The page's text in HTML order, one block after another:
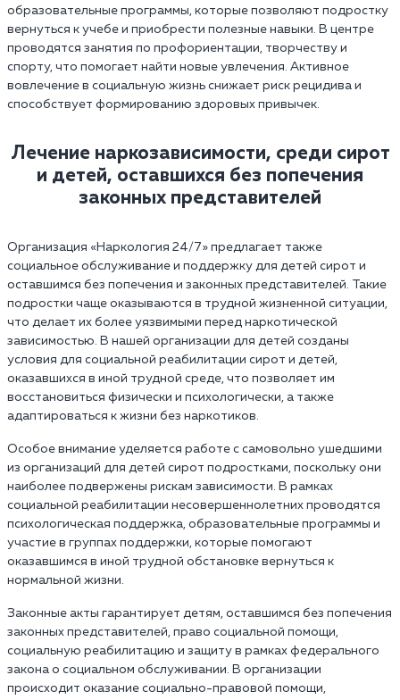
образовательные программы, которые позволяют подростку
вернуться к учебе и приобрести полезные навыки. В центре
проводятся занятия по профориентации, творчеству и
спорту, что помогает найти новые увлечения. Активное
вовлечение в социальную жизнь снижает риск рецидива и
способствует формированию здоровых привычек.
Лечение наркозависимости, среди сирот
и детей, оставшихся без попечения
законных представителей
Организация «Наркология 24/7» предлагает также
социальное обслуживание и поддержку для детей сирот и
оставшимся без попечения и законных представителей. Такие
подростки чаще оказываются в трудной жизненной ситуации,
что делает их более уязвимыми перед наркотической
зависимостью. В нашей организации для детей созданы
условия для социальной реабилитации сирот и детей,
оказавшихся в иной трудной среде, что позволяет им
восстановиться физически и психологически, а также
адаптироваться к жизни без наркотиков.
Особое внимание уделяется работе с самовольно ушедшими
из организаций для детей сирот подростками, поскольку они
наиболее подвержены рискам зависимости. В рамках
социальной реабилитации несовершеннолетних проводятся
психологическая поддержка, образовательные программы и
участие в группах поддержки, которые помогают
оказавшимся в иной трудной обстановке вернуться к
нормальной жизни.
Законные акты гарантирует детям, оставшимся без попечения
законных представителей, право социальной помощи,
социальную реабилитацию и защиту в рамках федерального
закона о социальном обслуживании. В организации
происходит оказание социально-правовой помощи,